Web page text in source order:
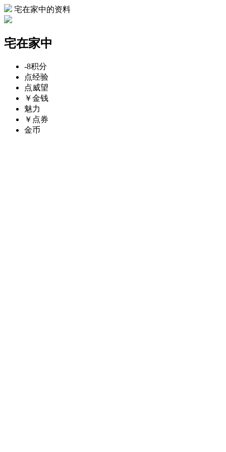
宅在家中的资料
宅在家中
-8积分
点经验
点威望
￥金钱
魅力
￥ 点券
金币